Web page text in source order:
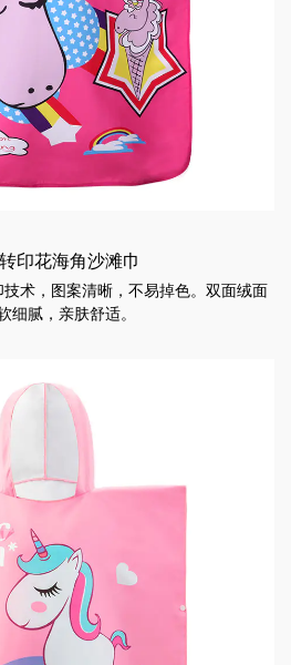
印花海角沙滩巾
术，图案清晰，不易掉色。双面绒面
细腻，亲肤舒适。